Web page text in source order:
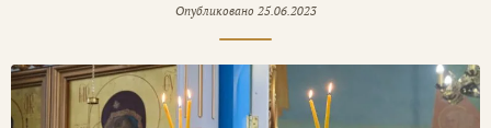
Опубликовано 25.06.2023